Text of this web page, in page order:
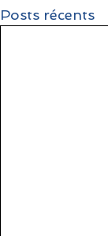
Posts récents